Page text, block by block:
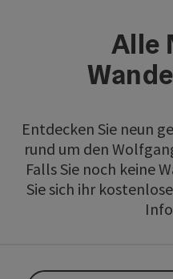
Alle
Entdecken Sie neun
rund um den
Falls Sie noch keine
Sie sich ihr